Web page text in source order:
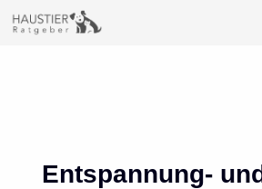
Inhalt
Entspannung-